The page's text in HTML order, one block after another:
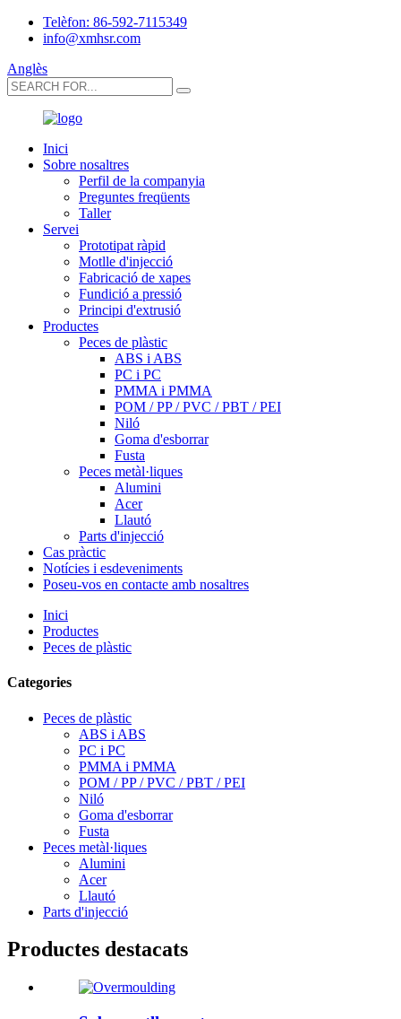
Telèfon: 86-592-7115349
info@xmhsr.com
Anglès
Inici
Sobre nosaltres
Perfil de la companyia
Preguntes freqüents
Taller
Servei
Prototipat ràpid
Motlle d'injecció
Fabricació de xapes
Fundició a pressió
Principi d'extrusió
Productes
Peces de plàstic
ABS i ABS
PC i PC
PMMA i PMMA
POM / PP / PVC / PBT / PEI
Niló
Goma d'esborrar
Fusta
Peces metàl·liques
Alumini
Acer
Llautó
Parts d'injecció
Cas pràctic
Notícies i esdeveniments
Poseu-vos en contacte amb nosaltres
Inici
Productes
Peces de plàstic
Categories
Peces de plàstic
ABS i ABS
PC i PC
PMMA i PMMA
POM / PP / PVC / PBT / PEI
Niló
Goma d'esborrar
Fusta
Peces metàl·liques
Alumini
Acer
Llautó
Parts d'injecció
Productes destacats